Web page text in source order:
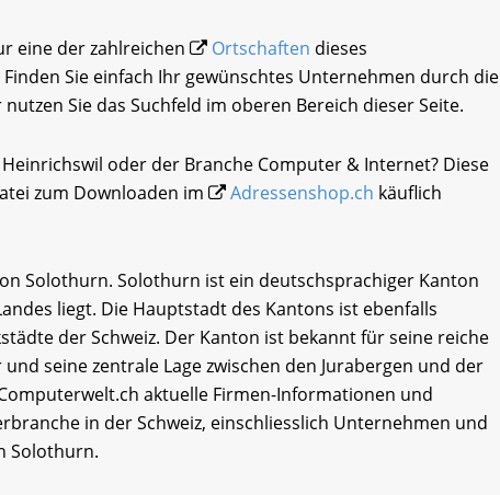
eine der zahlreichen Ortschaften dieses
Sie einfach Ihr gewünschtes Unternehmen durch die
Sie das Suchfeld im oberen Bereich dieser Seite.
oder der Branche Computer & Internet? Diese
zum Downloaden im
Adressenshop.ch käuflich
Solothurn. Solothurn ist ein deutschsprachiger Kanton
liegt. Die Hauptstadt des Kantons ist ebenfalls
der Schweiz. Der Kanton ist bekannt für seine reiche
seine zentrale Lage zwischen den Jurabergen und der
aktuelle Firmen-Informationen und
in der Schweiz, einschliesslich Unternehmen und
Solothurn.